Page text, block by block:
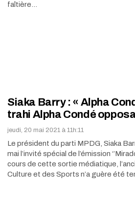
faîtière…
Siaka Barry : « Alpha
trahi Alpha Condé
jeudi, 20 mai 2021 à 11h:11
Le président du parti MPDG, Siaka
mai l’invité spécial de l’émission
cours de cette sortie médiatique,
Culture et des Sports n’a guère été